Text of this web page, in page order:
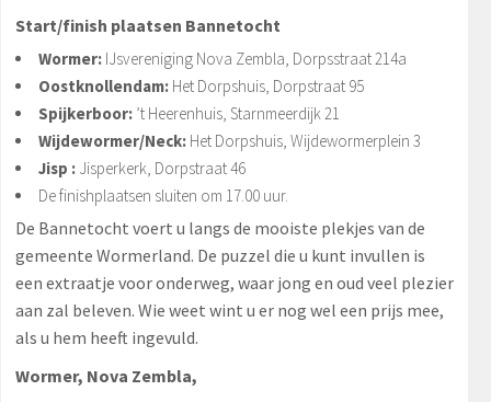
Start/finish plaatsen Bannetocht
Wormer:IJsvereniging Nova Zembla, Dorpsstraat 214a
Oostknollendam:Het Dorpshuis, Dorpstraat 95
Spijkerboor:’t Heerenhuis, Starnmeerdijk 21
Wijdewormer/Neck:Het Dorpshuis, Wijdewormerplein 3
Jisp : Jisperkerk, Dorpstraat 46
De finishplaatsen sluiten om 17.00 uur.
De Bannetocht voert u langs de mooiste plekjes van de
gemeente Wormerland. De puzzel die u kunt invullen is
een extraatje voor onderweg, waar jong en oud veel plezier
aan zal beleven. Wie weet wint u er nog wel een prijs mee,
als u hem heeft ingevuld.
Wormer, Nova Zembla,